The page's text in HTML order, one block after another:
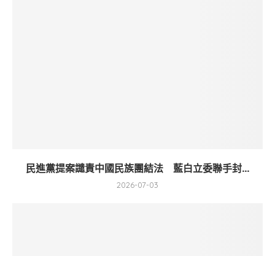
民進黨提案譴責中國民族團結法 藍白立委聯手封...
2026-07-03